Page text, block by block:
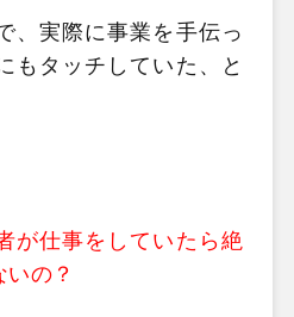
、実際に事業を手伝っ
もタッチしていた、と
仕事をしていたら絶
の？